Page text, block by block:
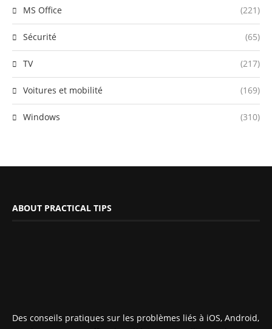
MS Office (221)
Sécurité (65)
TV (217)
Voitures et mobilité (169)
Windows (310)
ABOUT PRACTICAL TIPS
Des conseils pratiques sur les problèmes liés à iOS, Android,